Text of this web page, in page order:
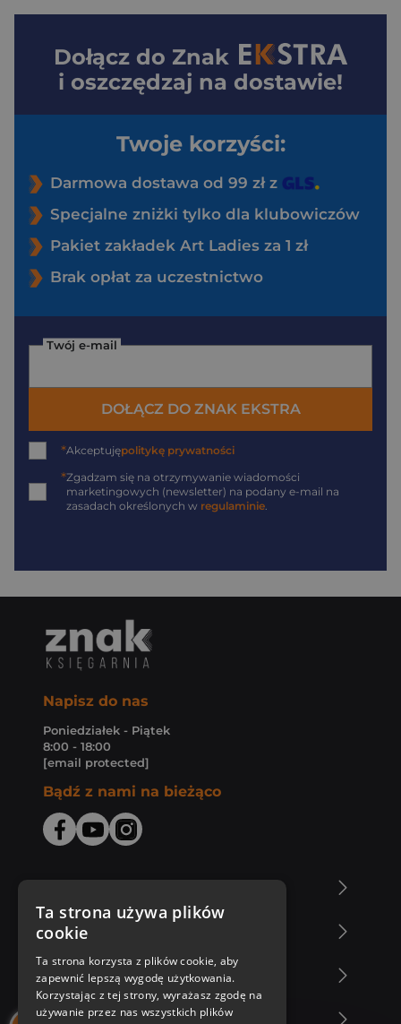
Dołącz do Znak
i oszczędzaj na dostawie!
Twoje korzyści:
Darmowa dostawa od 99 zł z
Specjalne zniżki tylko dla klubowiczów
Pakiet zakładek Art Ladies za 1 zł
Brak opłat za uczestnictwo
Twój e-mail
DOŁĄCZ DO ZNAK EKSTRA
*Akceptujępolitykę prywatności
*Zgadzam się na otrzymywanie wiadomości
marketingowych (newsletter) na podany e-mail na
zasadach określonych w regulaminie.
Napisz do nas
Poniedziałek - Piątek
8:00 - 18:00
[email protected]
Bądź z nami na bieżąco
Zakupy u nas
Nasza oferta
Nasi autorzy
Ta strona używa plików
cookie
Ta strona korzysta z plików cookie, aby
zapewnić lepszą wygodę użytkowania.
Korzystając z tej strony, wyrażasz zgodę na
używanie przez nas wszystkich plików